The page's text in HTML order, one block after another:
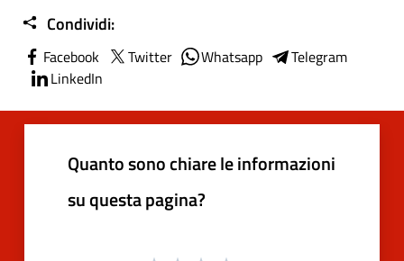
Condividi:
Facebook Twitter Whatsapp
Telegram
LinkedIn
Quanto sono chiare le informazioni
su questa pagina?